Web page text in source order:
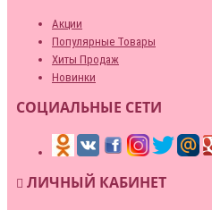
Акции
Популярные Товары
Хиты Продаж
Новинки
СОЦИАЛЬНЫЕ СЕТИ
ЛИЧНЫЙ КАБИНЕТ